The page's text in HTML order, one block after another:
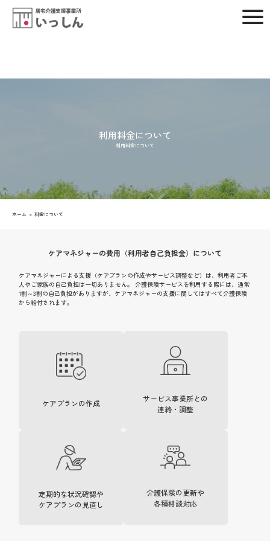
利用料金について
利用料金について
ホーム 料金について
ケアマネジャーの費用（利用者自己負担金）について
ケアマネジャーによる支援（ケアプランの作成やサービス調整など）は、利用者ご本
人やご家族の自己負担は一切ありません。 介護保険サービスを利用する際には、通常
1割～3割の自己負担がありますが、ケアマネジャーの支援に関してはすべて介護保険
から給付されます。
ケアプランの作成
サービス事業所との
連絡・調整
定期的な状況確認や
ケアプランの見直し
介護保険の更新や
各種相談対応